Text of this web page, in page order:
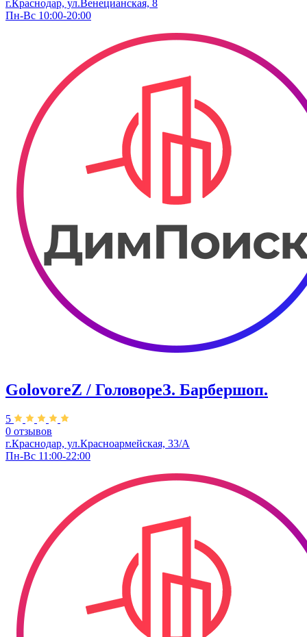
г.Краснодар, ул.Венецианская, 8
Пн-Вс 10:00-20:00
GolovoreZ / ГоловореЗ. Барбершоп.
5
0 отзывов
г.Краснодар, ул.Красноармейская, 33/А
Пн-Вс 11:00-22:00